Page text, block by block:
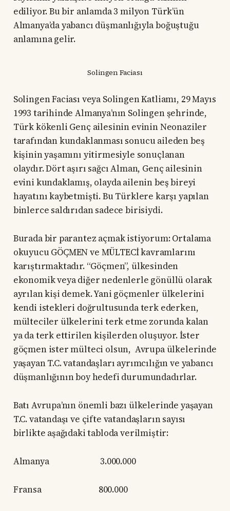
ediliyor. Bu bir anlamda 3 milyon Türk’ün
Almanya’da yabancı düşmanlığıyla boğuştuğu
anlamına gelir.
Solingen Faciası
Solingen Faciası veya Solingen Katliamı, 29 Mayıs
1993 tarihinde Almanya’nın Solingen şehrinde,
Türk kökenli Genç ailesinin evinin Neonaziler
tarafından kundaklanması sonucu aileden beş
kişinin yaşamını yitirmesiyle sonuçlanan
olaydır. Dört aşırı sağcı Alman, Genç ailesinin
evini kundaklamış, olayda ailenin beş bireyi
hayatını kaybetmişti. Bu Türklere karşı yapılan
binlerce saldırıdan sadece birisiydi.
Burada bir parantez açmak istiyorum: Ortalama
okuyucu GÖÇMEN ve MÜLTECİ kavramlarını
karıştırmaktadır. “Göçmen”, ülkesinden
ekonomik veya diğer nedenlerle gönüllü olarak
ayrılan kişi demek. Yani göçmenler ülkelerini
kendi istekleri doğrultusunda terk ederken,
mülteciler ülkelerini terk etme zorunda kalan
ya da terk ettirilen kişilerden oluşuyor. İster
göçmen ister mülteci olsun, Avrupa ülkelerinde
yaşayan T.C. vatandaşları ayrımcılığın ve yabancı
düşmanlığının boy hedefi durumundadırlar.
Batı Avrupa’nın önemli bazı ülkelerinde yaşayan
T.C. vatandaşı ve çifte vatandaşların sayısı
birlikte aşağıdaki tabloda verilmiştir:
Almanya 3.000.000
Fransa 800.000